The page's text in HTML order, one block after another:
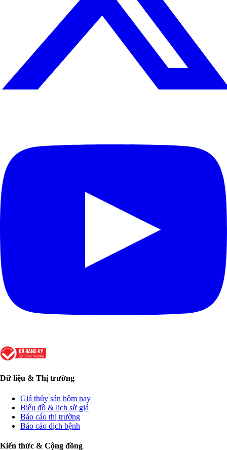
Dữ liệu & Thị trường
Giá thủy sản hôm nay
Biểu đồ & lịch sử giá
Báo cáo thị trường
Báo cáo dịch bệnh
Kiến thức & Cộng đồng